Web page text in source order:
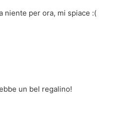
niente per ora, mi spiace :(
un bel regalino!